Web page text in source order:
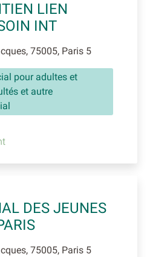
LIEN
INT
75005, Paris 5
pour adultes et
et autre
DES JEUNES
75005, Paris 5